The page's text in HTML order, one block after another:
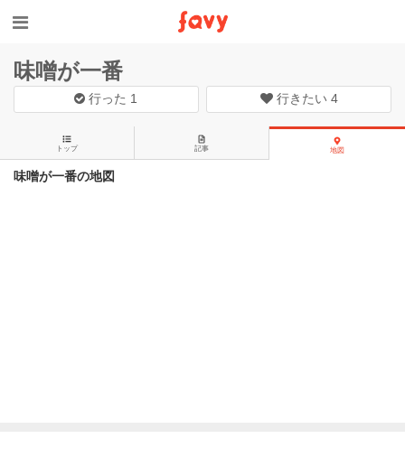
味噌が一番
行った 1 行きたい 4
トップ 記事 地図
味噌が一番の地図